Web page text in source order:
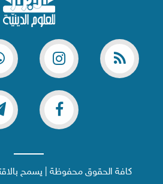
كافة الحقوق محفوظة | يسمح